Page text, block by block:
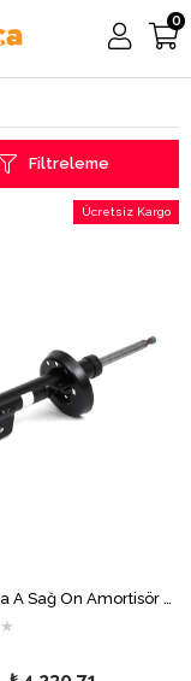
0
Filtreleme
★
Ücretsiz Kargo